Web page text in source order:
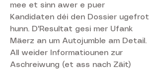
mee et sinn awer e puer
Kandidaten déi den Dossier ugefrot
hunn. D'Resultat gesi mer Ufank
Mäerz an um Autojumble am Detail.
All weider Informatiounen zur
Aschreiwung (et ass nach Zäit)